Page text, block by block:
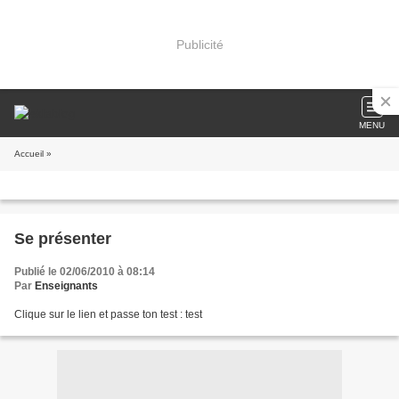
Publicité
MENU
Accueil »
Se présenter
Publié le 02/06/2010 à 08:14
Par Enseignants
Clique sur le lien et passe ton test : test